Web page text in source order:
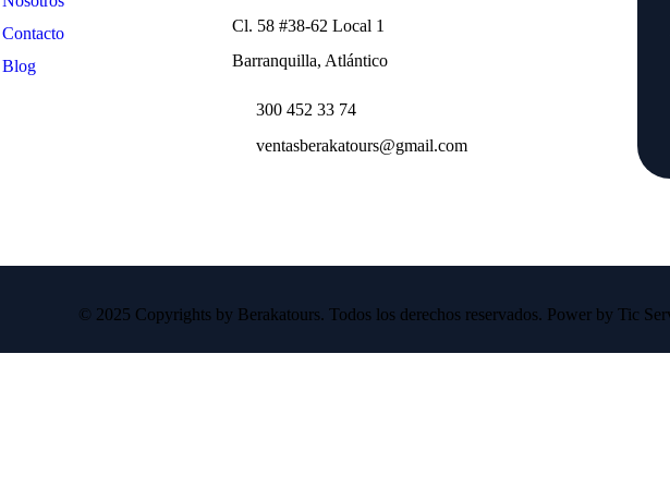
Contacto
Blog
Cl. 58 #38-62 Local 1
Barranquilla, Atlántico
300 452 33 74
ventasberakatours@gmail.com
© 2025 Copyrights by Berakatours. Todos los derechos reservados. Power by Tic